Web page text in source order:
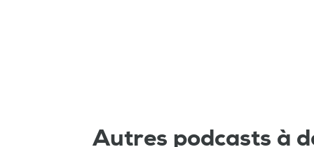
Autres podcasts à